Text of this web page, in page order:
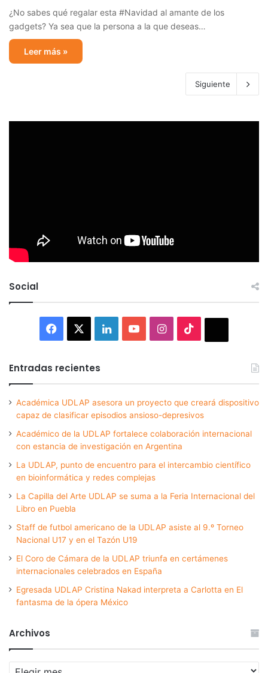
¿No sabes qué regalar esta #Navidad al amante de los
gadgets? Ya sea que la persona a la que deseas…
Leer más »
Siguiente
Social
Facebook LinkedInYouTubeInstagram
Entradas recientes
Académica UDLAP asesora un proyecto que creará dispositivo
capaz de clasificar episodios ansioso-depresivos
Académico de la UDLAP fortalece colaboración internacional
con estancia de investigación en Argentina
La UDLAP, punto de encuentro para el intercambio científico
en bioinformática y redes complejas
La Capilla del Arte UDLAP se suma a la Feria Internacional del
Libro en Puebla
Staff de futbol americano de la UDLAP asiste al 9.º Torneo
Nacional U17 y en el Tazón U19
El Coro de Cámara de la UDLAP triunfa en certámenes
internacionales celebrados en España
Egresada UDLAP Cristina Nakad interpreta a Carlotta en El
fantasma de la ópera México
Archivos
Archivos